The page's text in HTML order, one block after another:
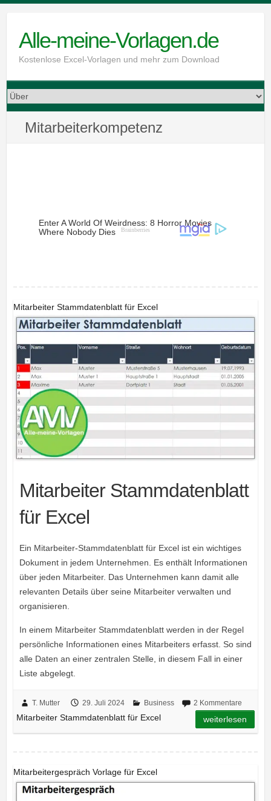
contentAlle-meine-Vorlagen.de
Kostenlose Excel-Vorlagen und mehr zum Download
Mitarbeiterkompetenz
Mitarbeiter Stammdatenblatt für Excel
Mitarbeiter Stammdatenblatt
für Excel
Ein Mitarbeiter-Stammdatenblatt für Excel ist ein wichtiges
Dokument in jedem Unternehmen. Es enthält Informationen
über jeden Mitarbeiter. Das Unternehmen kann damit alle
relevanten Details über seine Mitarbeiter verwalten und
organisieren.
In einem Mitarbeiter Stammdatenblatt werden in der Regel
persönliche Informationen eines Mitarbeiters erfasst. So sind
alle Daten an einer zentralen Stelle, in diesem Fall in einer
Liste abgelegt.
T. Mutter 29. Juli 2024 Business 2 Kommentare
Mitarbeiter Stammdatenblatt für Excel weiterlesen
Mitarbeitergespräch Vorlage für Excel